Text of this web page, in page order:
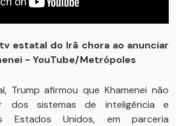
estatal do Irã chora ao anunciar
- YouTube/Metrópoles
Trump afirmou que Khamenei não
dos sistemas de inteligência e
Estados Unidos, em parceria